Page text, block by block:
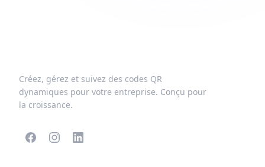
Créez, gérez et suivez des codes QR
dynamiques pour votre entreprise. Conçu pour
la croissance.